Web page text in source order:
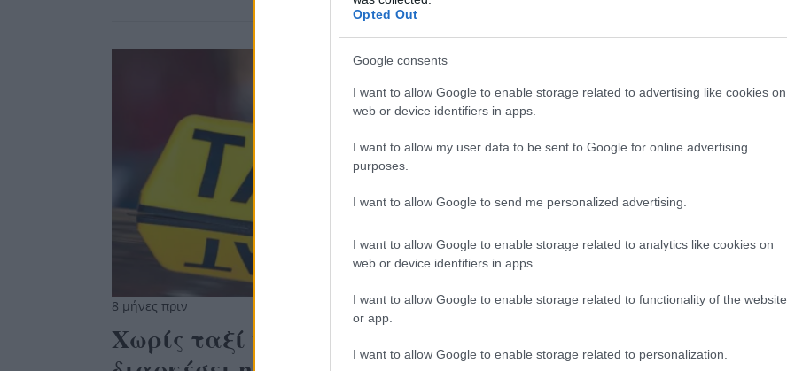
Opted Out
Google consents
I want to allow Google to enable storage related to advertising like cookies on
web or device identifiers in apps.
I want to allow my user data to be sent to Google for online advertising
purposes.
I want to allow Google to send me personalized advertising.
I want to allow Google to enable storage related to analytics like cookies on
web or device identifiers in apps.
I want to allow Google to enable storage related to functionality of the website
or app.
I want to allow Google to enable storage related to personalization.
8 μήνες πριν
Χωρίς ταξί η Αθήνα και σήμερα, μέχρι πότε θα